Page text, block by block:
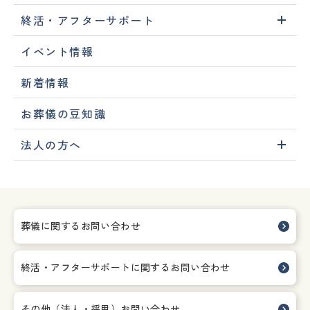
終活・アフターサポート
イベント情報
新着情報
お葬儀の豆知識
法人の方へ
葬儀に関するお問い合わせ
終活・アフターサポートに関する お問い合わせ